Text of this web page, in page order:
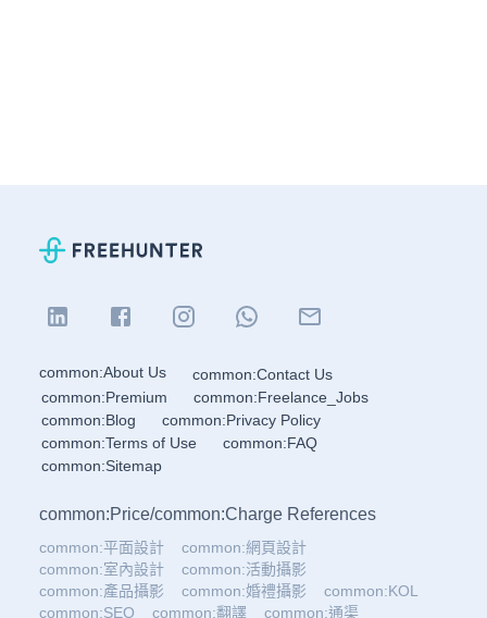
common:About Us
common:Contact Us
common:Premium
common:Freelance_Jobs
common:Blog
common:Privacy Policy
common:Terms of Use
common:FAQ
common:Sitemap
common:Price/common:Charge References
common:平面設計
common:網頁設計
common:室內設計
common:活動攝影
common:產品攝影
common:婚禮攝影
common:KOL
common:SEO
common:翻譯
common:通渠